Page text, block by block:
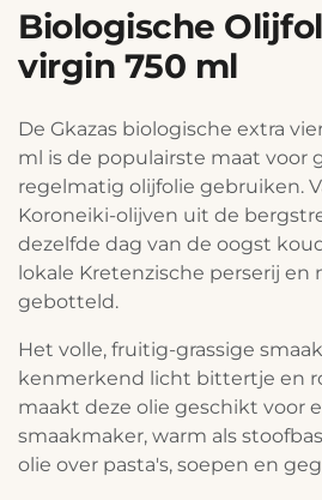
Biologische
virgin 750 ml
De Gkazas biologische extra
ml is de populairste maat voor
regelmatig olijfolie gebruiken.
Koroneiki-olijven uit de
dezelfde dag van de oogst
lokale Kretenzische perserij en
gebotteld.
Het volle, fruitig-grassige
kenmerkend licht bittertje en
maakt deze olie geschikt voor
smaakmaker, warm als
olie over pasta's, soepen en